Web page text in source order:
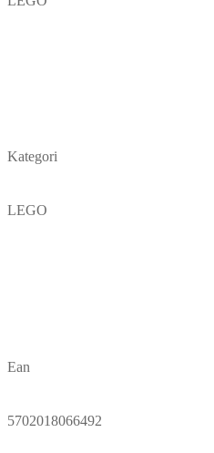
Kategori
LEGO
Ean
5702018066492